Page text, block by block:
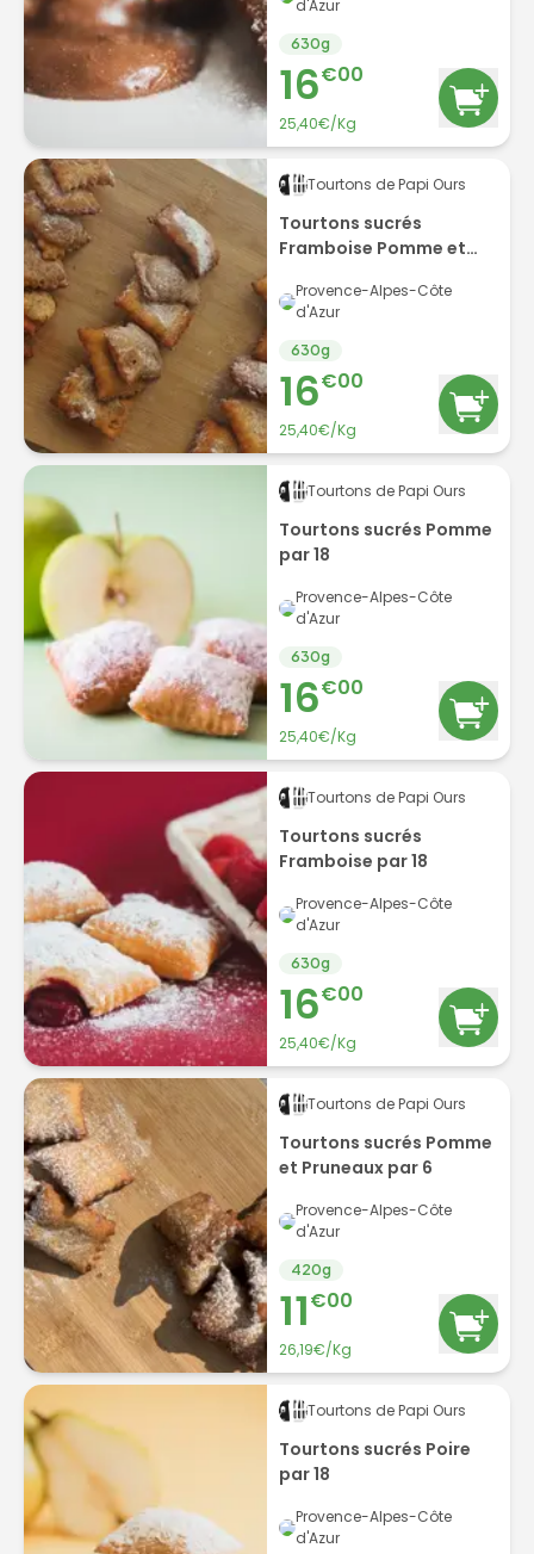
d'Azur
630g
16€00
25,40€/Kg
Tourtons de Papi Ours
Tourtons sucrés
Framboise Pomme et
Provence-Alpes-Côte
d'Azur
630g
16€00
25,40€/Kg
Tourtons de Papi Ours
Tourtons sucrés Pomme
par 18
Provence-Alpes-Côte
d'Azur
630g
16€00
25,40€/Kg
Tourtons de Papi Ours
Tourtons sucrés
Framboise par 18
Provence-Alpes-Côte
d'Azur
630g
16€00
25,40€/Kg
Tourtons de Papi Ours
Tourtons sucrés Pomme
et Pruneaux par 6
Provence-Alpes-Côte
d'Azur
420g
11€00
26,19€/Kg
Tourtons de Papi Ours
Tourtons sucrés Poire
par 18
Provence-Alpes-Côte
d'Azur